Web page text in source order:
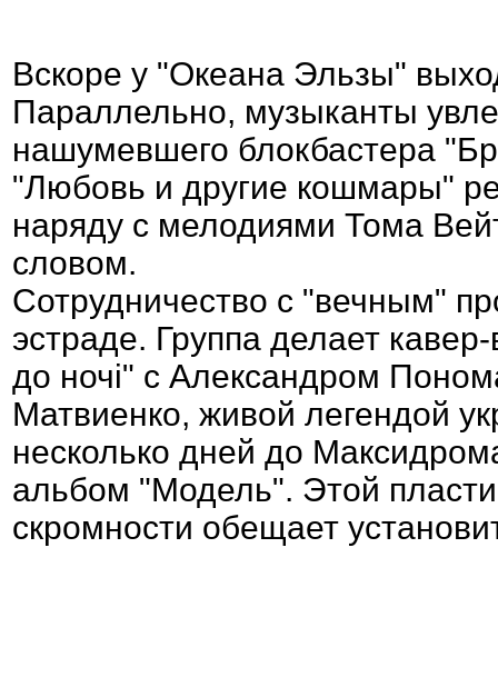
Вскоре у "Океана Эльзы"
Параллельно, музыканты
нашумевшего блокбастера
"Любовь и другие кошмары"
наряду с мелодиями Тома
словом.
Сотрудничество с "вечным"
эстраде. Группа делает
до ночi" с Александром
Матвиенко, живой легендой
несколько дней до
альбом "Модель". Этой
скромности обещает